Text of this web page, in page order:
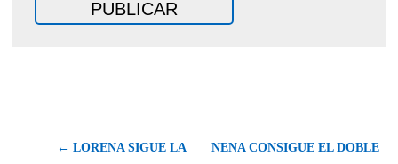
← LORENA SIGUE LA
NENA CONSIGUE EL DOBLE